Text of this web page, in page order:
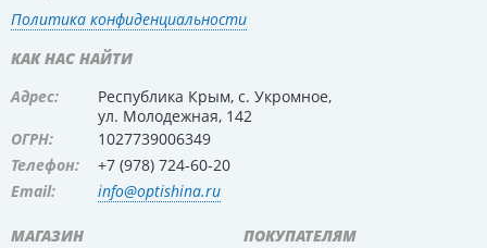
МАГАЗИН ПОКУПАТЕЛЯМ
Политика конфиденциальности
КАК НАС НАЙТИ
Адрес:
Республика Крым, с. Укромное,
ул. Молодежная, 142
ОГРН:
1027739006349
Телефон:
+7 (978) 724-60-20
Email:
info@optishina.ru